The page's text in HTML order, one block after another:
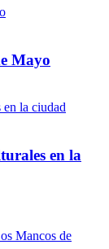
Mayo
en la